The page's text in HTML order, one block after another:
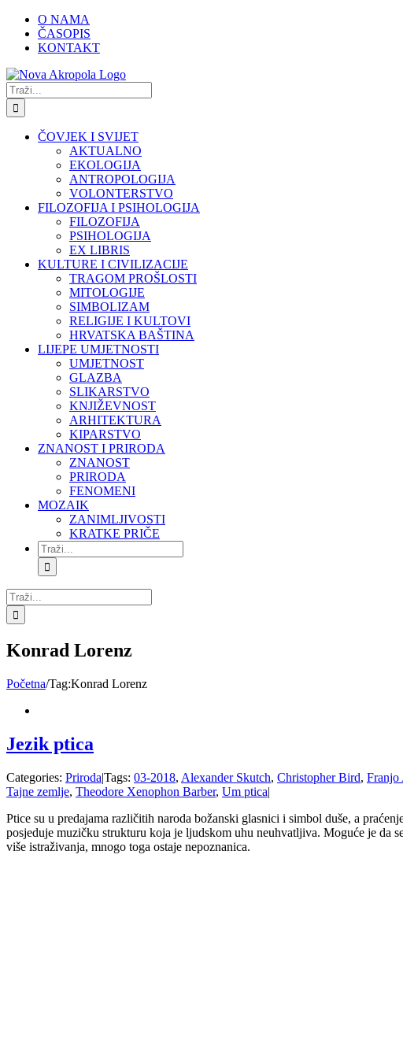
Skip
content
O NAMA
ČASOPIS
KONTAKT
Search
for:
ČOVJEK I SVIJET
AKTUALNO
EKOLOGIJA
ANTROPOLOGIJA
VOLONTERSTVO
FILOZOFIJA I PSIHOLOGIJA
FILOZOFIJA
PSIHOLOGIJA
EX LIBRIS
KULTURE I CIVILIZACIJE
TRAGOM PROŠLOSTI
MITOLOGIJE
SIMBOLIZAM
RELIGIJE I KULTOVI
HRVATSKA BAŠTINA
LIJEPE UMJETNOSTI
UMJETNOST
GLAZBA
SLIKARSTVO
KNJIŽEVNOST
ARHITEKTURA
KIPARSTVO
ZNANOST I PRIRODA
ZNANOST
PRIRODA
FENOMENI
MOZAIK
ZANIMLJIVOSTI
KRATKE PRIČE
Search
for:
Search
for:
Konrad Lorenz
Početna/Tag:Konrad Lorenz
Jezik ptica
Categories: Priroda|Tags: 03-2018, Alexander Skutch, Christopher Bird, Franjo
Tajne zemlje, Theodore Xenophon Barber, Um ptica|
Ptice su u predajama različitih naroda božanski glasnici i simbol duše, a
posjeduje muzičku strukturu koja je ljudskom uhu neuhvatljiva. Moguće je da
više istraživanja, mnogo toga ostaje nepoznanica.